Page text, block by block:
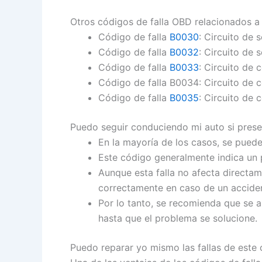
Otros códigos de falla OBD relacionados
Código de falla B0030: Circuito de
Código de falla B0032: Circuito de
Código de falla B0033: Circuito de
Código de falla B0034: Circuito de
Código de falla B0035: Circuito de
Puedo seguir conduciendo mi auto si
En la mayoría de los casos, se
Este código generalmente indica
Aunque esta falla no afecta
correctamente en caso de un
Por lo tanto, se recomienda que se
hasta que el problema se solucione.
Puedo reparar yo mismo las fallas de este